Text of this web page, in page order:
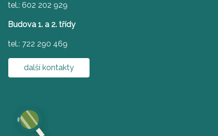
tel.: 602 202 929
Budova 1. a 2. třídy
tel.: 722 290 469
další kontakty